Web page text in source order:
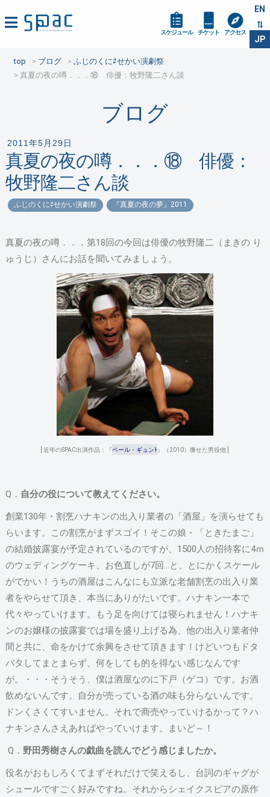
EN
JP
スケジュール チケット アクセス
top ブログ
ふじのくに⇄せかい演劇祭
真夏の夜の噂．．．⑱ 俳優：牧野隆二さん談
ブログ
2011年5月29日
真夏の夜の噂．．．⑱ 俳優：
牧野隆二さん談
ふじのくに⇄せかい演劇祭 『真夏の夜の夢』2011
真夏の夜の噂．．．第18回の今回は俳優の牧野隆二（まきの り
ゅうじ）さんにお話を聞いてみましょう。
[ 近年のSPAC出演作品：『ペール・ギュンﾄ』（2010）痩せた男役他 ]
Q． 自分の役について教えてください。
創業130年・割烹ハナキンの出入り業者の「酒屋」を演らせても
らいます。この割烹がまずスゴイ！そこの娘・「ときたまご」
の結婚披露宴が予定されているのですが、1500人の招待客に4ｍ
のウェディングケーキ、お色直しが7回…と、とにかくスケール
がでかい！うちの酒屋はこんなにも立派な老舗割烹の出入り業
者をやらせて頂き、本当にありがたいです。ハナキン一本で
代々やっていけます。もう足を向けては寝られません！ハナキ
ンのお嬢様の披露宴では場を盛り上げる為、他の出入り業者仲
間と共に、命をかけて余興をさせて頂きます！けどいつもドタ
バタしてまとまらず、何をしても的を得ない感じなんです
が。・・・そうそう、僕は酒屋なのに下戸（ゲコ）です。お酒
飲めないんです。自分が売っている酒の味も分らないんです。
ドンくさくてすいません。それで商売やっていけるかって？ハ
ナキンさんさえあればやっていけます。まいど～！
Q． 野田秀樹さんの戯曲を読んでどう感じましたか。
役名がおもしろくてまずそれだけで笑えるし、台詞のギャグが
シュールですごく好みですね。それからシェイクスピアの原作